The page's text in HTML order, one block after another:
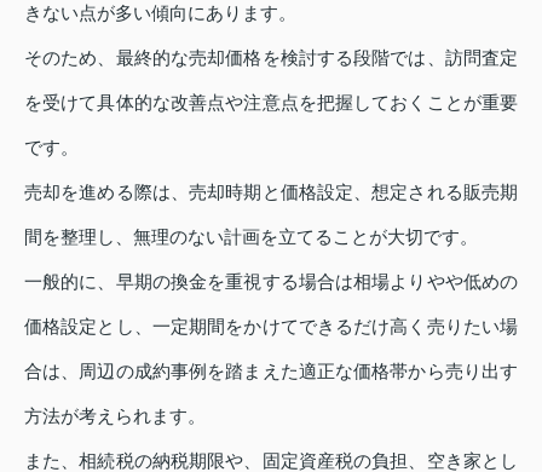
きない点が多い傾向にあります。
そのため、最終的な売却価格を検討する段階では、訪問査定
を受けて具体的な改善点や注意点を把握しておくことが重要
です。
売却を進める際は、売却時期と価格設定、想定される販売期
間を整理し、無理のない計画を立てることが大切です。
一般的に、早期の換金を重視する場合は相場よりやや低めの
価格設定とし、一定期間をかけてできるだけ高く売りたい場
合は、周辺の成約事例を踏まえた適正な価格帯から売り出す
方法が考えられます。
また、相続税の納税期限や、固定資産税の負担、空き家とし